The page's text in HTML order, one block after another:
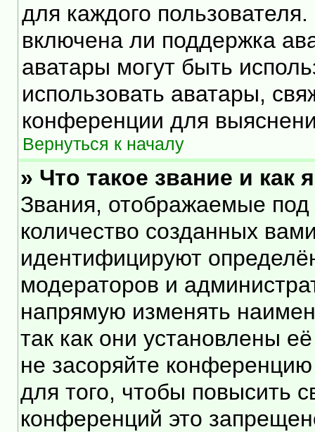
для каждого
включена ли поддержка
аватары могут быть
использовать аватары,
конференции для
Вернуться к началу
» Что такое звание и как
Звания, отображаемые
количество созданных
идентифицируют
модераторов и
напрямую изменять
так как они установлены
не засоряйте
для того, чтобы повысить
конференций это